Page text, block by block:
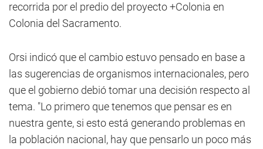
recorrida por el predio del proyecto +Colonia en
Colonia del Sacramento.
Orsi indicó que el cambio estuvo pensado en base a
las sugerencias de organismos internacionales, pero
que el gobierno debió tomar una decisión respecto al
tema. "Lo primero que tenemos que pensar es en
nuestra gente, si esto está generando problemas en
la población nacional, hay que pensarlo un poco más